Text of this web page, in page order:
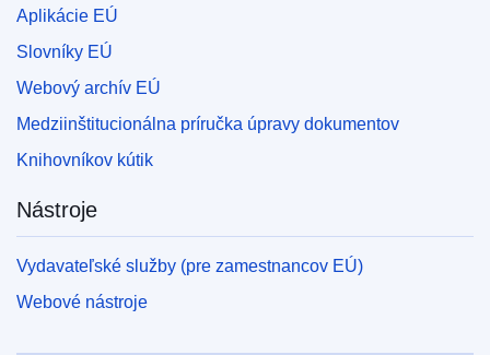
Aplikácie EÚ
Slovníky EÚ
Webový archív EÚ
Medziinštitucionálna príručka úpravy dokumentov
Knihovníkov kútik
Nástroje
Vydavateľské služby (pre zamestnancov EÚ)
Webové nástroje